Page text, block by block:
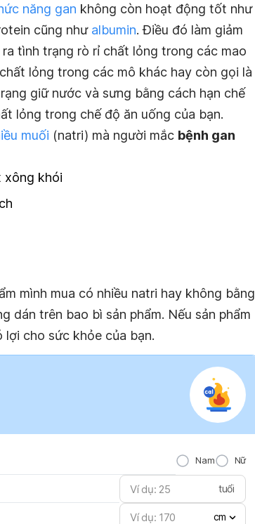
năng gan không còn hoạt động tốt như
cũng như albumin. Điều đó làm giảm
tình trạng rò rỉ chất lỏng trong các mao
lỏng trong các mô khác hay còn gọi là
giữ nước và sưng bằng cách hạn chế
lỏng trong chế độ ăn uống của bạn.
muối (natri) mà người mắc bệnh gan
xông khói
mình mua có nhiều natri hay không bằng
dán trên bao bì sản phẩm. Nếu sản phẩm
cho sức khỏe của bạn.
Nam Nữ
tuổi
cm